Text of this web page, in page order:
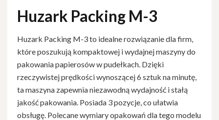
Huzark Packing M-3
Huzark Packing M-3 to idealne rozwiązanie dla firm,
które poszukują kompaktowej i wydajnej maszyny do
pakowania papierosów w pudełkach. Dzięki
rzeczywistej prędkości wynoszącej 6 sztuk na minutę,
ta maszyna zapewnia niezawodną wydajność i stałą
jakość pakowania. Posiada 3 pozycje, co ułatwia
obsługę. Polecane wymiary opakowań dla tego modelu